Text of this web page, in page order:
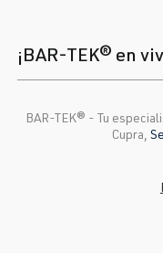
¡BAR-TEK® en
BAR-TEK®️ - Tu
Cupra,